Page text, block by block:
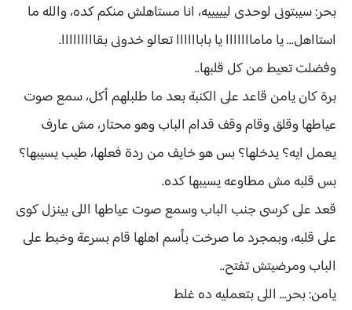
بحر: سيبتونى لوحدى ليييييه، انا مستاهلش منكم كده، والله ما
استااهل... يا مامااااااا يا باباااااا تعالو خدونى بقااااااااا.
وفضلت تعيط من كل قلبها..
برة كان يامن قاعد على الكنبة بعد ما طلبلهم أكل، سمع صوت
عياطها وقلق وقام وقف قدام الباب وهو محتار، مش عارف
يعمل ايه؟ يدخلها؟ بس هو خايف من ردة فعلها، طيب يسيبها؟
بس قلبه مش مطاوعه يسيبها كده.
قعد على كرسى جنب الباب وسمع صوت عياطها اللى بينزل كوى
على قلبه، وبمجرد ما صرخت بأسم اهلها قام بسرعة وخبط على
الباب ومرضيتش تفتح..
يامن: بحر... اللى بتعمليه ده غلط